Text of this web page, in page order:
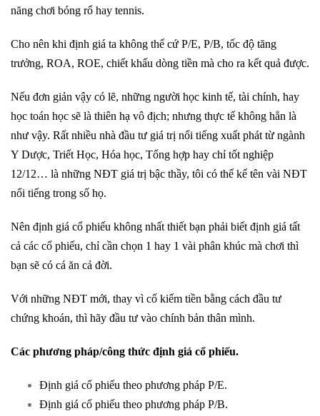
năng chơi bóng rổ hay tennis.
Cho nên khi định giá ta không thể cứ P/E, P/B, tốc độ tăng
trưởng, ROA, ROE, chiết khấu dòng tiền mà cho ra kết quả được.
Nếu đơn giản vậy có lẽ, những người học kinh tế, tài chính, hay
học toán học sẽ là thiên hạ vô địch; nhưng thực tế không hẳn là
như vậy. Rất nhiều nhà đầu tư giá trị nổi tiếng xuất phát từ ngành
Y Dược, Triết Học, Hóa học, Tổng hợp hay chỉ tốt nghiệp
12/12… là những NĐT giá trị bậc thầy, tôi có thể kể tên vài NĐT
nổi tiếng trong số họ.
Nên định giá cổ phiếu không nhất thiết bạn phải biết định giá tất
cả các cổ phiếu, chỉ cần chọn 1 hay 1 vài phân khúc mà chơi thì
bạn sẽ có cá ăn cả đời.
Với những NĐT mới, thay vì cố kiếm tiền bằng cách đầu tư
chứng khoán, thì hãy đầu tư vào chính bản thân mình.
Các phương pháp/công thức định giá cổ phiếu.
Định giá cổ phiếu theo phương pháp P/E.
Định giá cổ phiếu theo phương pháp P/B.